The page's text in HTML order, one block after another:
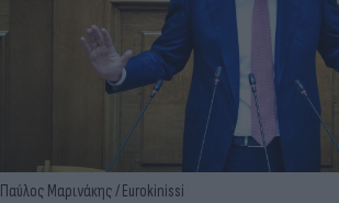
Παύλος Μαρινάκης / Eurokinissi